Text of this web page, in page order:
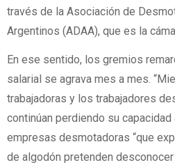
través de la Asociación de
Argentinos (ADAA), que es la
En ese sentido, los gremios
salarial se agrava mes a mes.
trabajadoras y los trabajadores
continúan perdiendo su capacidad
empresas desmotadoras “que
de algodón pretenden desconocer